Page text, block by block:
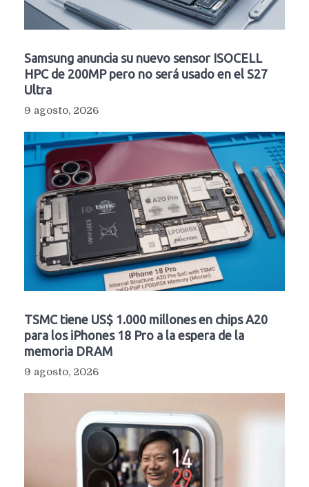
Samsung anuncia su nuevo sensor ISOCELL
HPC de 200MP pero no será usado en el S27
Ultra
9 agosto, 2026
TSMC tiene US$ 1.000 millones en chips A20
para los iPhones 18 Pro a la espera de la
memoria DRAM
9 agosto, 2026